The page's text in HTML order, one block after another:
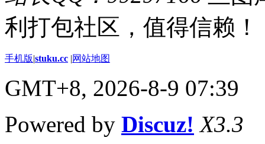
利打包社区，值得信赖！
手机版|stuku.cc |网站地图
GMT+8, 2026-8-9 07:39
Powered by Discuz! X3.3